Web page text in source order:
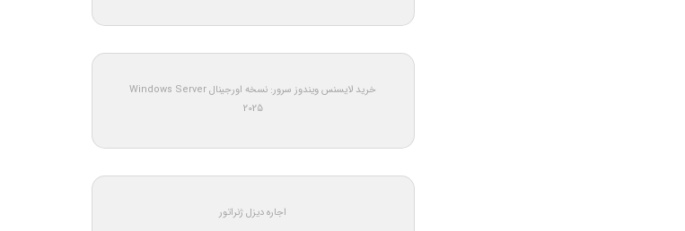
خرید لایسنس ویندوز سرور: نسخه اورجینال Windows Server
2025
اجاره دیزل ژنراتور